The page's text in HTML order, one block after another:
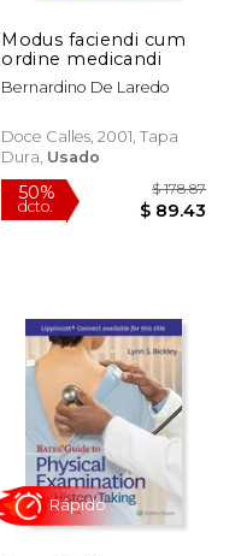
Modus faciendi cum
ordine medicandi
Bernardino De Laredo
Doce Calles, 2001, Tapa
Dura, Usado
50%
dcto.